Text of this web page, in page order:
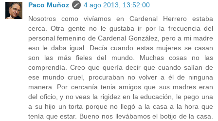
Paco Muñoz
4 ago 2013, 13:52:00
Nosotros como vivíamos en Cardenal Herrero estaba
cerca. Otra gente no le gustaba ir por la frecuencia del
personal femenino de Cardenal González, pero a mi madre
eso le daba igual. Decía cuando estas mujeres se casan
son las más fieles del mundo. Muchas cosas no las
comprendía. Creo que quería decir que cuando salían de
ese mundo cruel, procuraban no volver a él de ninguna
manera. Por cercanía tenia amigos que sus madres eran
del oficio, y no veas la rigidez en la educación, le pego una
a su hijo un torta porque no llegó a la casa a la hora que
tenía que estar. Bueno nos llevábamos el botijo de la casa.